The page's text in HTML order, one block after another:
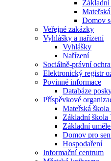
Základní
Domov
Veřejné zakázky
Vyhlášky a nařízení
Vyhlášky
Nařízení
Sociálně-právní
Elektronický registr
Povinné informace
Databáze
Příspěvkové
Mateřská
Základní škola
Základní
Domov pro
Hospodaření
Informační centrum